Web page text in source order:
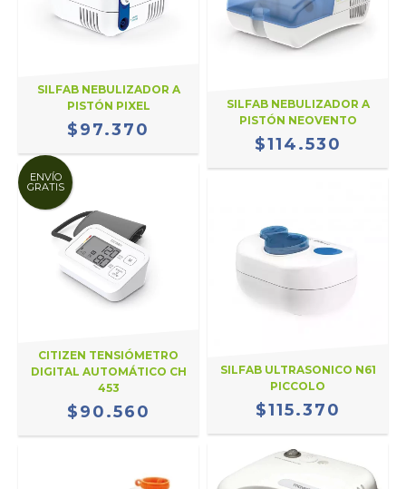
SILFAB NEBULIZADOR A
PISTÓN PIXEL
$97.370
SILFAB NEBULIZADOR A
PISTÓN NEOVENTO
$114.530
ENVÍO
GRATIS
CITIZEN TENSIÓMETRO
DIGITAL AUTOMÁTICO CH
453
$90.560
SILFAB ULTRASONICO N61
PICCOLO
$115.370